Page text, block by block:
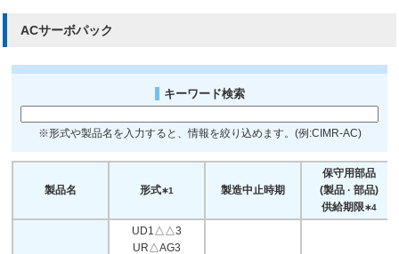
ACサーボパック
キーワード検索
※形式や製品名を入力すると、情報を絞り込めます。(例:CIMR-AC)
製品名 形式∗1 製造中止時期
保守用部品
(製品 · 部品)
供給期限∗4
UD1△△3
UR△AG3